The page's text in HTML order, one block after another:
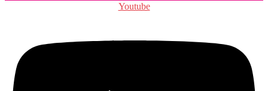
Youtube